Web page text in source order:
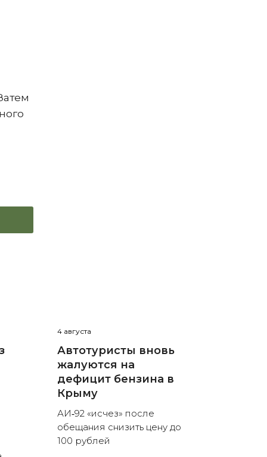
4 августа
Автотуристы вновь
жалуются на
дефицит бензина в
Крыму
АИ‑92 «исчез» после
обещания снизить цену до
100 рублей